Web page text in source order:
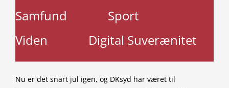
Samfund
Sport
Viden
Digital Suverænitet
Nu er det snart jul igen, og DKsyd har været til